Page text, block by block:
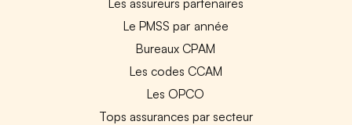
Le PMSS par année
Bureaux CPAM
Les codes CCAM
Les OPCO
Tops assurances par secteur